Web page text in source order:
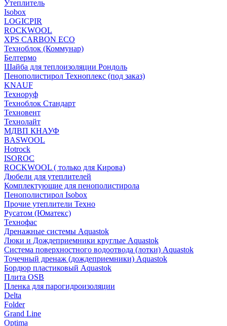
Утеплитель
Isobox
LOGICPIR
ROCKWOOL
XPS CARBON ECO
Техноблок (Коммунар)
Белтермо
Шайба для теплоизоляции Рондоль
Пенополистирол Техноплекс (под заказ)
KNАUF
Технoруф
Техноблок Стандарт
Техновент
Технолайт
МДВП КНАУФ
BASWOOL
Hotrock
ISOROC
ROCKWOOL ( только для Кирова)
Дюбели для утеплителей
Комплектующие для пенополистирола
Пенополистирол Isobox
Прочие утеплители Техно
Русатом (Юматекс)
Технофас
Дренажные системы Aquastok
Люки и Дождеприемники круглые Aquastok
Система поверхностного водоотвода (лотки) Aquastok
Точечный дренаж (дождеприемники) Aquastok
Бордюр пластиковый Aquastok
Плита OSB
Пленка для парогидроизоляции
Delta
Folder
Grand Line
Optima